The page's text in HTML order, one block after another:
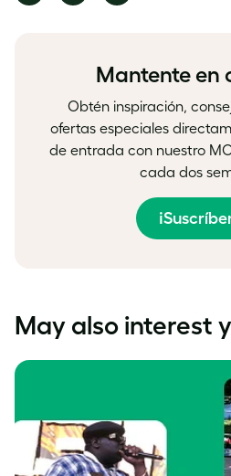
on
on
on
Mantente en
Obtén inspiración,
ofertas especiales
de entrada con nuestro
cada dos
May also interest